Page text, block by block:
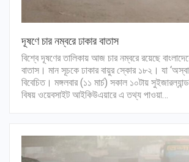
দূষণে চার নম্বরে ঢাকার বাতাস
বিশ্বে দূষণের তালিকায় আজ চার নম্বরে রয়েছে
বাতাস। মান সূচকে ঢাকার বায়ুর স্কোর ১৮২। যা
বিবেচিত। মঙ্গলবার (১১ মার্চ) সকাল ১০টায়
বিষয় ওয়েবসাইট আইকিউএয়ারে এ তথ্য পাওয়া…